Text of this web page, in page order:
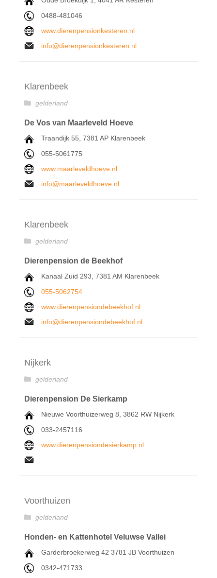
0488-481046
www.dierenpensionkesteren.nl
info@dierenpensionkesteren.nl
Klarenbeek
gelderland
De Vos van Maarleveld Hoeve
Traandijk 55, 7381 AP Klarenbeek
055-5061775
www.maarleveldhoeve.nl
info@maarleveldhoeve.nl
Klarenbeek
gelderland
Dierenpension de Beekhof
Kanaal Zuid 293, 7381 AM Klarenbeek
055-5062754
www.dierenpensiondebeekhof.nl
info@dierenpensiondebeekhof.nl
Nijkerk
gelderland
Dierenpension De Sierkamp
Nieuwe Voorthuizerweg 8, 3862 RW Nijkerk
033-2457116
www.dierenpensiondesierkamp.nl
Voorthuizen
gelderland
Honden- en Kattenhotel Veluwse Vallei
Garderbroekerweg 42 3781 JB Voorthuizen
0342-471733